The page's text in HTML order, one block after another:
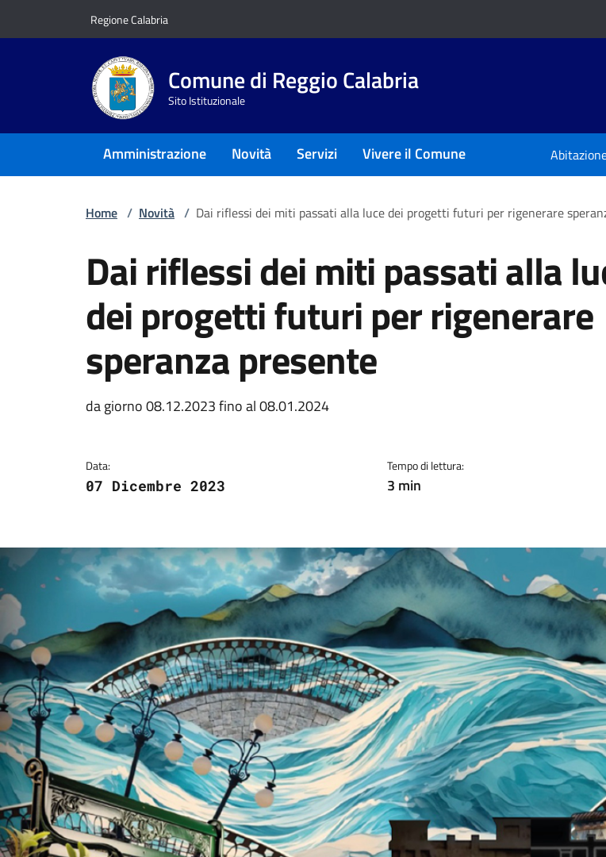
Regione Calabria
Comune di Reggio Calabria
Sito Istituzionale
Amministrazione Novità Servizi Vivere il Comune
Home / Novità / Dai riflessi dei miti passati alla luce dei progetti futuri per rigenerare
Dai riflessi dei miti passati alla
dei progetti futuri per rigenerare
speranza presente
Dettagli della notizia
da giorno 08.12.2023 fino al 08.01.2024
Data:
07 Dicembre 2023
Tempo di lettura:
3 min